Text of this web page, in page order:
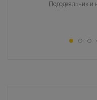
Пододеяльник и